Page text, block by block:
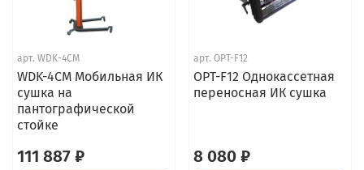
арт. WDK-4CM
WDK-4CM Мобильная ИК
сушка на
пантографической
стойке
111 887 ₽
арт. OPT-F12
OPT-F12 Однокассетная
переносная ИК сушка
8 080 ₽